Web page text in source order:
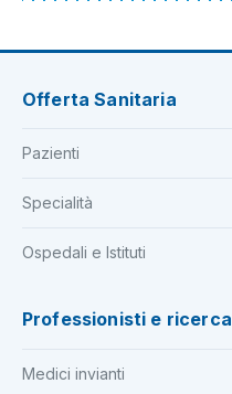
Offerta Sanitaria
Pazienti
Specialità
Ospedali e Istituti
Professionisti e ricerca
Medici invianti